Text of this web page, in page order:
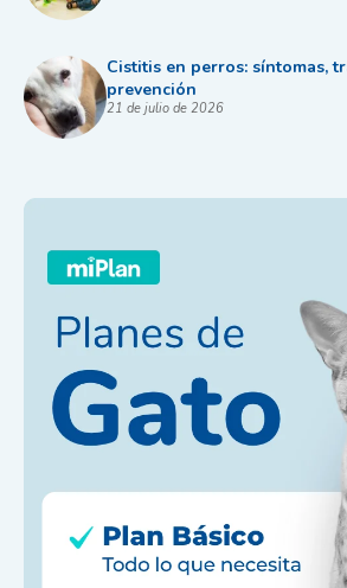
Cistitis en perros: síntomas,
prevención
21 de julio de 2026